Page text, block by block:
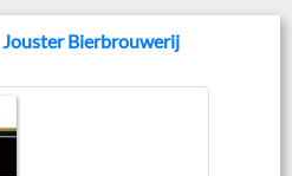
Jouster Bierbrouwerij